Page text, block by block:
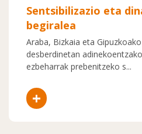
Sentsibilizazio eta
begiralea
Araba, Bizkaia eta
desberdinetan
ezbeharrak prebenitzeko s...
+